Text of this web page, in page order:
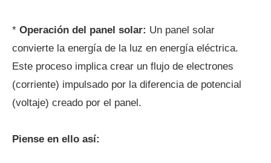
* Operación del panel solar: Un panel solar
convierte la energía de la luz en energía eléctrica.
Este proceso implica crear un flujo de electrones
(corriente) impulsado por la diferencia de potencial
(voltaje) creado por el panel.
Piense en ello así: